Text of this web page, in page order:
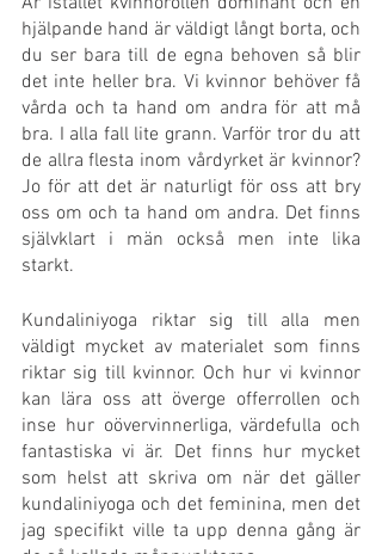
hjälpande hand är väldigt långt borta, och
du ser bara till de egna behoven så blir
det inte heller bra. Vi kvinnor behöver få
vårda och ta hand om andra för att må
bra. I alla fall lite grann. Varför tror du att
de allra flesta inom vårdyrket är kvinnor?
Jo för att det är naturligt för oss att bry
oss om och ta hand om andra. Det finns
självklart i män också men inte lika
starkt.
Kundaliniyoga riktar sig till alla men
väldigt mycket av materialet som finns
riktar sig till kvinnor. Och hur vi kvinnor
kan lära oss att överge offerrollen och
inse hur oövervinnerliga, värdefulla och
fantastiska vi är. Det finns hur mycket
som helst att skriva om när det gäller
kundaliniyoga och det feminina, men det
jag specifikt ville ta upp denna gång är